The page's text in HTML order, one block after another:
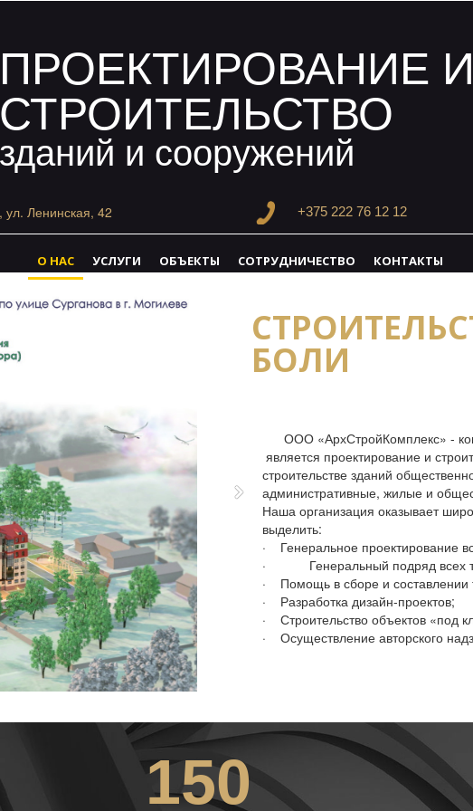
И
и сооружений
ул. Ленинская, 42 +375 222 76 12 12
О НАС УСЛУГИ ОБЪЕКТЫ СОТРУДНИЧЕСТВО КОНТАКТЫ
БОЛИ
ООО «АрхСтройКомплекс» -
является проектирование и
строительстве зданий
административные, жилые и
Наша организация оказывает
выделить:
· Генеральное проектирование
· Генеральный подряд всех
· Помощь в сборе и составлении
· Разработка дизайн-проектов;
· Строительство объектов «под
· Осуществление авторского
150